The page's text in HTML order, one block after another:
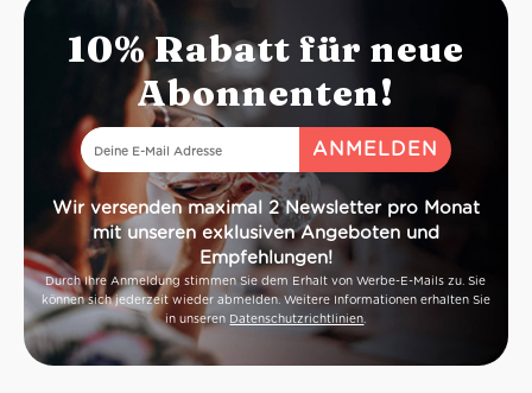
Gutschein
Online Shop,
10% Rabatt für neue
Abonnenten!
Wir versenden maximal 2 Newsletter pro Monat
mit unseren exklusiven Angeboten und
Empfehlungen!
Durch Ihre Anmeldung stimmen Sie dem Erhalt von Werbe-E-Mails zu. Sie
können sich jederzeit wieder abmelden. Weitere Informationen erhalten Sie
in unseren Datenschutzrichtlinien